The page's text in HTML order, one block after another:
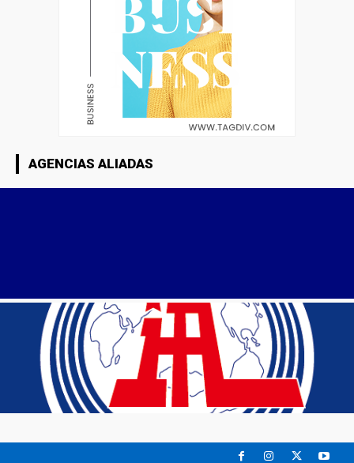
AGENCIAS ALIADAS